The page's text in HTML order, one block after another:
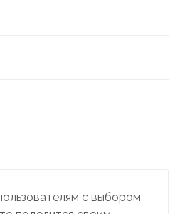
с выбором